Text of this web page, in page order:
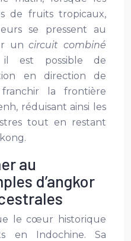
de fruits tropicaux,
se pressent au
uncircuit combiné
est possible de
en direction de
la frontière
réduisant ainsi les
tout en restant
au
d’angkor
le cœur historique
en Indochine. Sa